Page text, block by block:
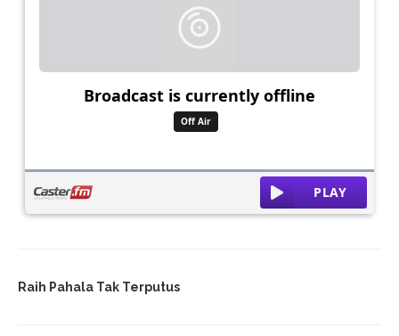
Raih Pahala Tak Terputus